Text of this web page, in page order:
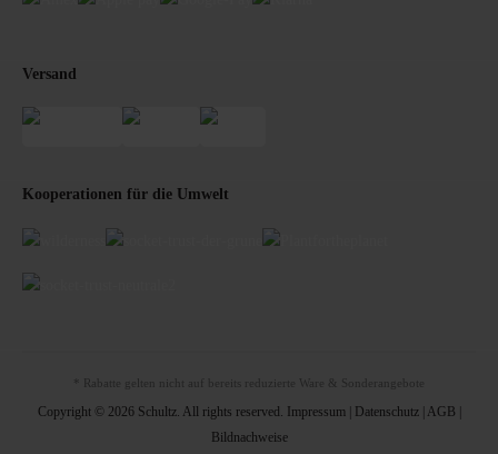
Versand
Kooperationen für die Umwelt
* Rabatte gelten nicht auf bereits reduzierte Ware & Sonderangebote
Copyright © 2026 Schultz. All rights reserved. Impressum| Datenschutz| AGB
Bildnachweise